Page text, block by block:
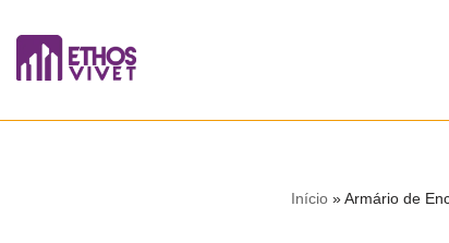
Pular
o
Início »Armário de